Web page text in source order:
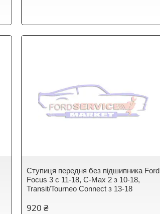
Ступиця передня без підшипника Ford
Focus 3 c 11-18, C-Max 2 з 10-18,
Transit/Tourneo Connect з 13-18
920 ₴